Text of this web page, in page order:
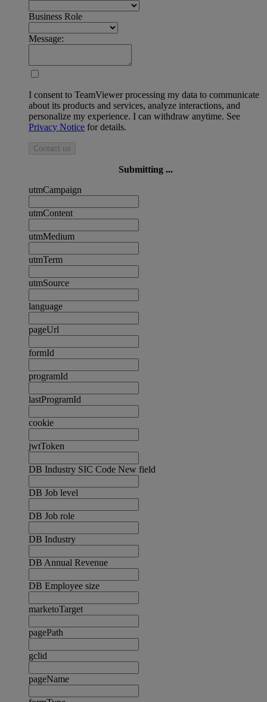
Business Role
Message:
I consent to TeamViewer processing my data to communicate
about its products and services, analyze interactions, and
personalize my experience. I can withdraw anytime. See
Privacy Notice for details.
Contact us
Submitting ...
utmCampaign
utmContent
utmMedium
utmTerm
utmSource
language
pageUrl
formId
programId
lastProgramId
cookie
jwtToken
DB Industry SIC Code New field
DB Job level
DB Job role
DB Industry
DB Annual Revenue
DB Employee size
marketoTarget
pagePath
gclid
pageName